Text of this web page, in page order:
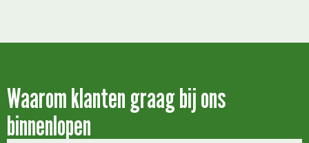
Waarom klanten graag bij ons
binnenlopen